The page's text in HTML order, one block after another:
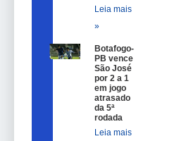
Leia mais
»
Botafogo-
PB vence
São José
por 2 a 1
em jogo
atrasado
da 5ª
rodada
Leia mais